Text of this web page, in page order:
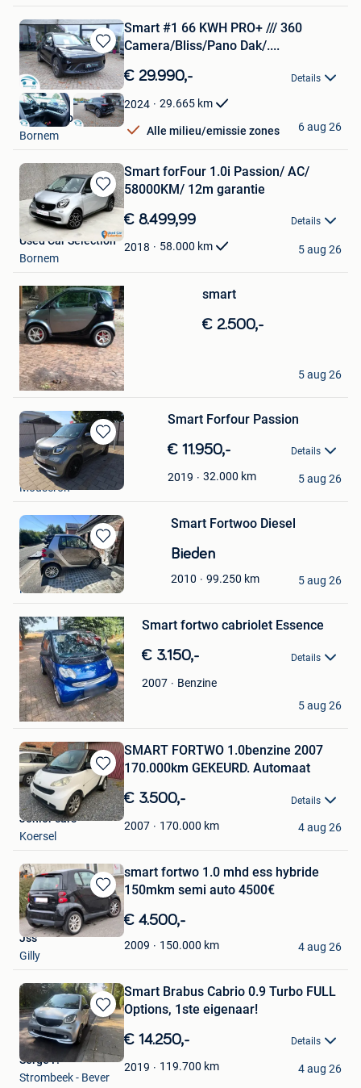
Bewaren
in
Mijn
Favorieten
Smart #1 66 KWH PRO+ /// 360
Camera/Bliss/Pano Dak/....
€ 29.990,- Details
2024 29.665 km
Alle milieu/emissie zones
Garage Borremans
Bornem
6 aug 26
Bewaren
in
Mijn
Favorieten
Smart forFour 1.0i Passion/ AC/
58000KM/ 12m garantie
€ 8.499,99 Details
2018 58.000 km
Used Car Selection
Bornem
5 aug 26
Mijn
Favorieten
smart
€ 2.500,-
Johan
Kemzeke
5 aug 26
Bewaren
in
Mijn
Favorieten
Smart Forfour Passion
€ 11.950,- Details
2019 32.000 km
SporTech
Mouscron
5 aug 26
Bewaren
in
Mijn
Favorieten
Smart Fortwoo Diesel
Bieden
2010 99.250 km
Claude
Malonne
5 aug 26
Bewaren
Mijn
Favorieten
Smart fortwo cabriolet Essence
€ 3.150,- Details
2007
Benzine
C.A
Bruxelles
5 aug 26
Bewaren
in
Mijn
Favorieten
SMART FORTWO 1.0benzine 2007
170.000km GEKEURD. Automaat
€ 3.500,- Details
2007 170.000 km
Jonior cars
Koersel
4 aug 26
Bewaren
in
Mijn
Favorieten
smart fortwo 1.0 mhd ess hybride
150mkm semi auto 4500€
€ 4.500,-
2009 150.000 km
Jss
Gilly
4 aug 26
Bewaren
in
Mijn
Favorieten
Smart Brabus Cabrio 0.9 Turbo FULL
Options, 1ste eigenaar!
€ 14.250,- Details
2019 119.700 km
Serge P.
Strombeek - Bever
4 aug 26